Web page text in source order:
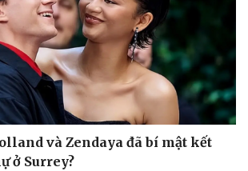
và Zendaya đã bí mật kết
ở Surrey?